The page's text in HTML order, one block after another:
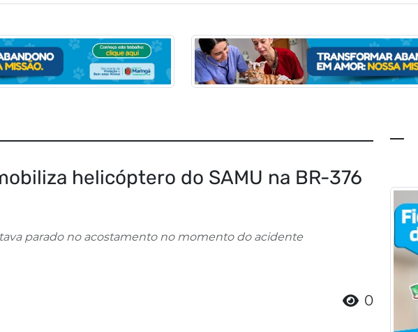
helicóptero do SAMU na BR-376
parado no acostamento no momento do acidente
0